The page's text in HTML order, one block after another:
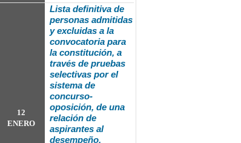
12
ENERO
Lista definitiva de
personas admitidas
y excluidas a la
convocatoria para
la constitución, a
través de pruebas
selectivas por el
sistema de
concurso-
oposición, de una
relación de
aspirantes al
desempeño,